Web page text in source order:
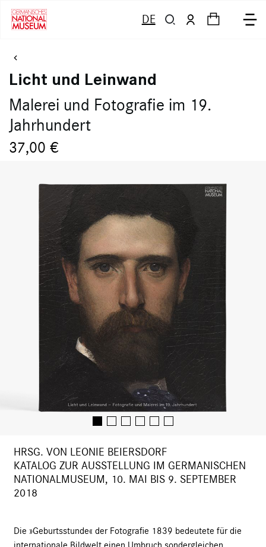
DE
Licht und Leinwand
Malerei und Fotografie im 19.
Jahrhundert
37,00 €
HRSG. VON LEONIE BEIERSDORF
KATALOG ZUR AUSSTELLUNG IM GERMANISCHEN
NATIONALMUSEUM, 10. MAI BIS 9. SEPTEMBER
2018
Die »Geburtsstunde« der Fotografie 1839 bedeutete für die